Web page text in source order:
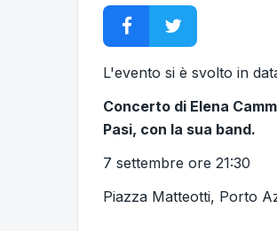
L'evento si è svolto in
Concerto di Elena
Pasi, con la sua band.
7 settembre ore 21:30
Piazza Matteotti, Porto